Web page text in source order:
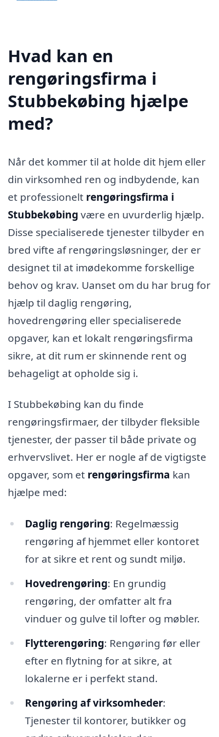
Hvad kan en
rengøringsfirma i
Stubbekøbing hjælpe
med?
Når det kommer til at holde dit hjem eller
din virksomhed ren og indbydende, kan
et professionelt rengøringsfirma i
Stubbekøbing være en uvurderlig hjælp.
Disse specialiserede tjenester tilbyder en
bred vifte af rengøringsløsninger, der er
designet til at imødekomme forskellige
behov og krav. Uanset om du har brug for
hjælp til daglig rengøring,
hovedrengøring eller specialiserede
opgaver, kan et lokalt rengøringsfirma
sikre, at dit rum er skinnende rent og
behageligt at opholde sig i.
I Stubbekøbing kan du finde
rengøringsfirmaer, der tilbyder fleksible
tjenester, der passer til både private og
erhvervslivet. Her er nogle af de vigtigste
opgaver, som et rengøringsfirma kan
hjælpe med:
Daglig rengøring: Regelmæssig
rengøring af hjemmet eller kontoret
for at sikre et rent og sundt miljø.
Hovedrengøring: En grundig
rengøring, der omfatter alt fra
vinduer og gulve til lofter og møbler.
Flytterengøring: Rengøring før eller
efter en flytning for at sikre, at
lokalerne er i perfekt stand.
Rengøring af virksomheder:
Tjenester til kontorer, butikker og